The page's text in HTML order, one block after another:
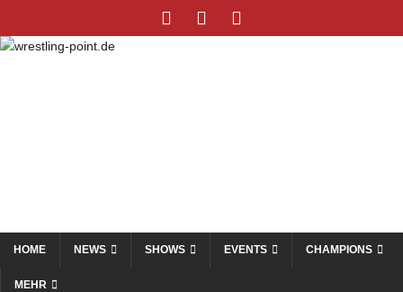
HOME NEWS SHOWS EVENTS CHAMPIONS
MEHR